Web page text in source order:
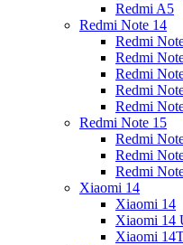
Redmi A5
Redmi Note 14
Redmi
Redmi
Redmi
Redmi
Redmi
Redmi Note 15
Redmi
Redmi
Redmi
Xiaomi 14
Xiaomi 14
Xiaomi 14
Xiaomi